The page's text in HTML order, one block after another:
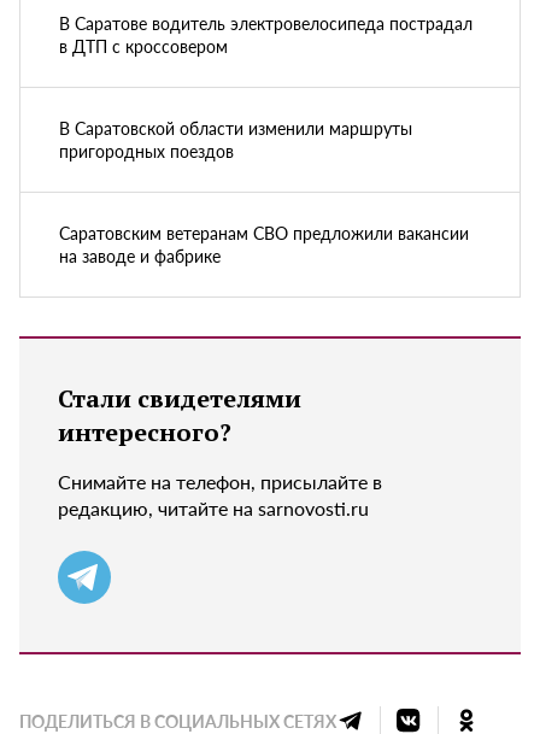
В Саратове водитель электровелосипеда пострадал
в ДТП с кроссовером
В Саратовской области изменили маршруты
пригородных поездов
Саратовским ветеранам СВО предложили вакансии
на заводе и фабрике
Стали свидетелями
интересного?
Снимайте на телефон, присылайте в
редакцию, читайте на sarnovosti.ru
ПОДЕЛИТЬСЯ В СОЦИАЛЬНЫХ СЕТЯХ